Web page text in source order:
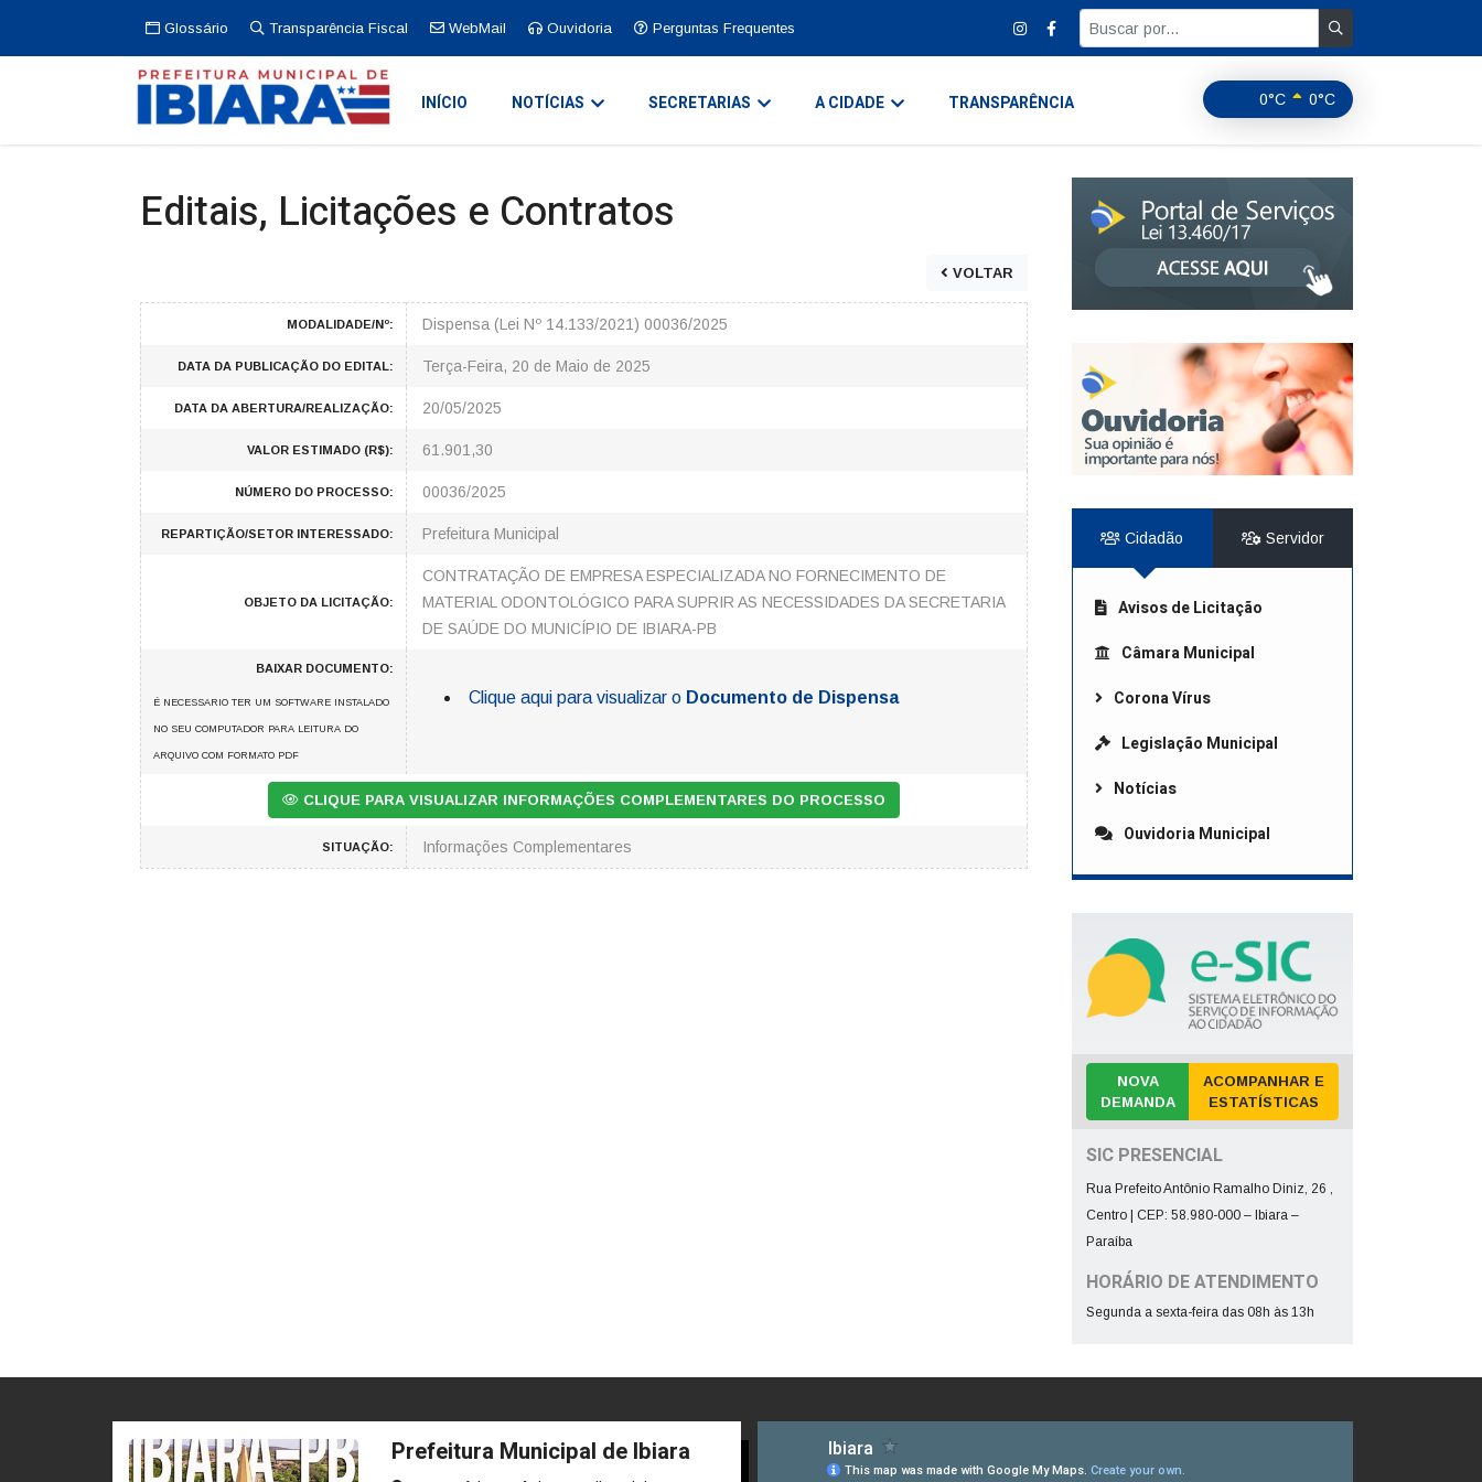
Glossário Transparência Fiscal WebMail Ouvidoria Perguntas Frequentes
0°C 0°C
INÍCIO NOTÍCIAS SECRETARIAS A CIDADE TRANSPARÊNCIA
Editais, Licitações e Contratos
VOLTAR
MODALIDADE/Nº: Dispensa (Lei Nº 14.133/2021) 00036/2025
DATA DA PUBLICAÇÃO DO EDITAL: Terça-Feira, 20 de Maio de 2025
DATA DA ABERTURA/REALIZAÇÃO: 20/05/2025
VALOR ESTIMADO (R$): 61.901,30
NÚMERO DO PROCESSO: 00036/2025
REPARTIÇÃO/SETOR INTERESSADO: Prefeitura Municipal
OBJETO DA LICITAÇÃO:
CONTRATAÇÃO DE EMPRESA ESPECIALIZADA NO FORNECIMENTO DE
MATERIAL ODONTOLÓGICO PARA SUPRIR AS NECESSIDADES DA SECRETARIA
DE SAÚDE DO MUNICÍPIO DE IBIARA-PB
BAIXAR DOCUMENTO:
É NECESSARIO TER UM SOFTWARE INSTALADO
NO SEU COMPUTADOR PARA LEITURA DO
ARQUIVO COM FORMATO PDF
Clique aqui para visualizar o Documento de Dispensa
CLIQUE PARA VISUALIZAR INFORMAÇÕES COMPLEMENTARES DO PROCESSO
SITUAÇÃO: Informações Complementares
Cidadão Servidor
Avisos de Licitação
Câmara Municipal
Corona Vírus
Legislação Municipal
Notícias
Ouvidoria Municipal
NOVA
DEMANDA
ACOMPANHAR E
ESTATÍSTICAS
SIC PRESENCIAL
Rua Prefeito Antônio Ramalho Diniz, 26 ,
Centro | CEP: 58.980-000 – Ibiara –
Paraíba
HORÁRIO DE ATENDIMENTO
Segunda a sexta-feira das 08h às 13h
Prefeitura Municipal de Ibiara